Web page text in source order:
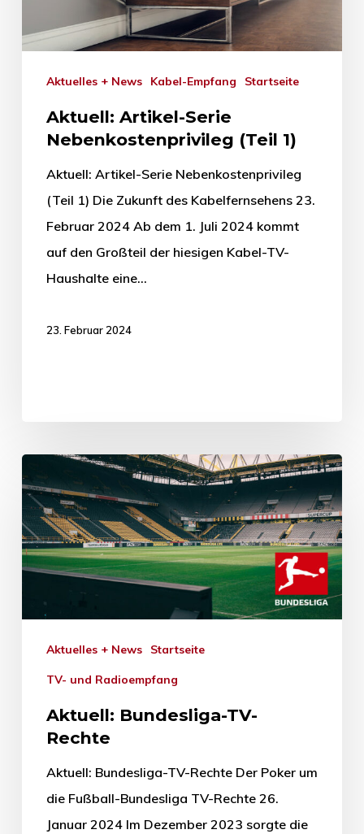
Aktuelles + News Kabel-Empfang Startseite
Aktuell: Artikel-Serie
Nebenkostenprivileg (Teil 1)
Aktuell: Artikel-Serie Nebenkostenprivileg
(Teil 1) Die Zukunft des Kabelfernsehens 23.
Februar 2024 Ab dem 1. Juli 2024 kommt
auf den Großteil der hiesigen Kabel-TV-
Haushalte eine…
23. Februar 2024
Aktuelles + News Startseite
TV- und Radioempfang
Aktuell: Bundesliga-TV-
Rechte
Aktuell: Bundesliga-TV-Rechte Der Poker um
die Fußball-Bundesliga TV-Rechte 26.
Januar 2024 Im Dezember 2023 sorgte die